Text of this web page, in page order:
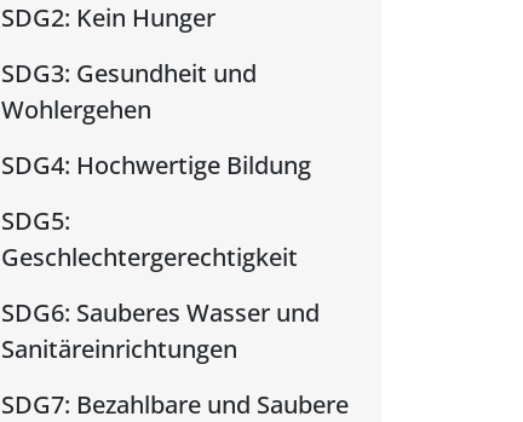
SDG2: Kein Hunger
SDG3: Gesundheit und
Wohlergehen
SDG4: Hochwertige Bildung
SDG5:
Geschlechtergerechtigkeit
SDG6: Sauberes Wasser und
Sanitäreinrichtungen
SDG7: Bezahlbare und Saubere